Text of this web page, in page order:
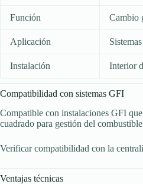
Función Cambio
Aplicación
Instalación Interior
Compatibilidad con sistemas GFI
Compatible con instalaciones GFI
cuadrado para gestión del
Verificar compatibilidad con la
Ventajas técnicas